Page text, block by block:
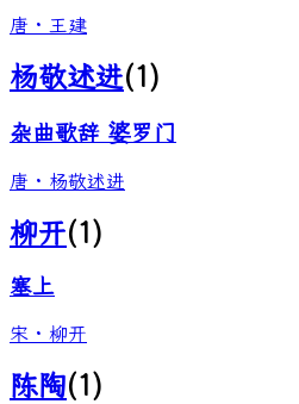
唐 · 王建
杨敬述进(1)
杂曲歌辞 婆罗门
唐 · 杨敬述进
柳开(1)
塞上
宋 · 柳开
陈陶(1)